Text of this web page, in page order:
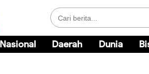
Nasional Daerah Dunia